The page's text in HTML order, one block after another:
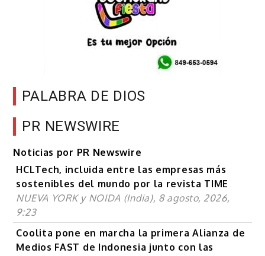
PALABRA DE DIOS
PR NEWSWIRE
Noticias por PR Newswire
HCLTech, incluida entre las empresas más
sostenibles del mundo por la revista TIME
NUEVA YORK y NOIDA (India), 8 agosto, 2026,
9:23
Coolita pone en marcha la primera Alianza de
Medios FAST de Indonesia junto con las